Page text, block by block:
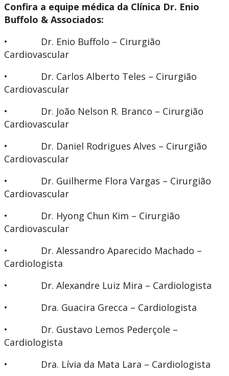
Confira a equipe médica da Clínica Dr. Enio
Buffolo & Associados:
• Dr. Enio Buffolo – Cirurgião
Cardiovascular
• Dr. Carlos Alberto Teles – Cirurgião
Cardiovascular
• Dr. João Nelson R. Branco – Cirurgião
Cardiovascular
• Dr. Daniel Rodrigues Alves – Cirurgião
Cardiovascular
• Dr. Guilherme Flora Vargas – Cirurgião
Cardiovascular
• Dr. Hyong Chun Kim – Cirurgião
Cardiovascular
• Dr. Alessandro Aparecido Machado –
Cardiologista
• Dr. Alexandre Luiz Mira – Cardiologista
• Dra. Guacira Grecca – Cardiologista
• Dr. Gustavo Lemos Pederçole –
Cardiologista
• Dra. Lívia da Mata Lara – Cardiologista